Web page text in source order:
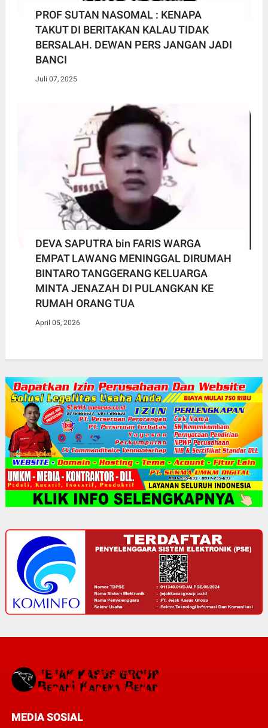
PROF SUTAN NASOMAL : KENAPA
TAKUT DI BERITAKAN KALAU TIDAK
BERSALAH. DEWAN PERS JANGAN JADI
BANCI
Juli 07, 2025
DEVA SAPUTRA bin FARIS WARGA
EMPAT LAWANG MENINGGAL DIRUMAH
BINTARO TANGGERANG KELUARGA
MINTA JENAZAH DI PULANGKAN KE
RUMAH ORANG TUA
April 05, 2026
MEDIA SOSIAL